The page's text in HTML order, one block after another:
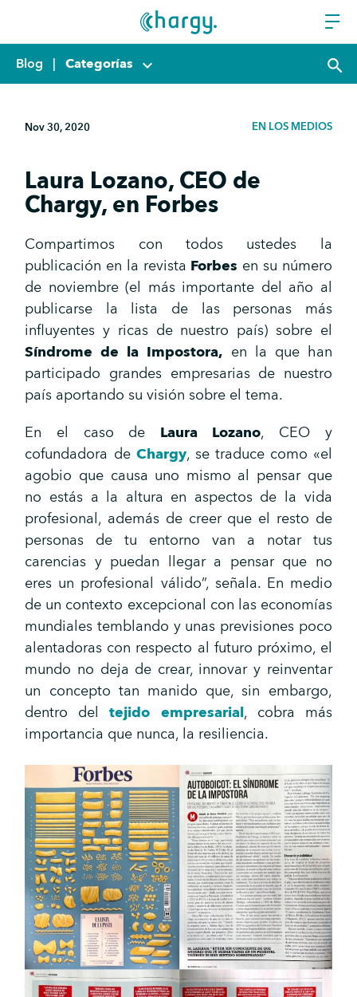
Blog | Categorías keyboard_arrow_down search
Nov 30, 2020 EN LOS MEDIOS
Laura Lozano, CEO de
Chargy, en Forbes
Compartimos con todos ustedes la
publicación en la revista Forbes en su número
de noviembre (el más importante del año al
publicarse la lista de las personas más
influyentes y ricas de nuestro país) sobre el
Síndrome de la Impostora, en la que han
participado grandes empresarias de nuestro
país aportando su visión sobre el tema.
En el caso de Laura Lozano, CEO y
cofundadora de Chargy, se traduce como «el
agobio que causa uno mismo al pensar que
no estás a la altura en aspectos de la vida
profesional, además de creer que el resto de
personas de tu entorno van a notar tus
carencias y puedan llegar a pensar que no
eres un profesional válido”, señala. En medio
de un contexto excepcional con las economías
mundiales temblando y unas previsiones poco
alentadoras con respecto al futuro próximo, el
mundo no deja de crear, innovar y reinventar
un concepto tan manido que, sin embargo,
dentro deltejido empresarial, cobra más
importancia que nunca, la resiliencia.